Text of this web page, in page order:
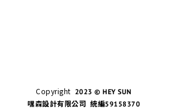
Copyright 2023 © HEY SUN
嘿森設計有限公司 統編59158370